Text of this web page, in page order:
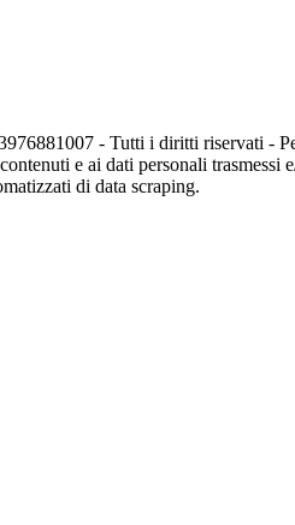
- Tutti i diritti riservati -
e ai dati personali
di data scraping.